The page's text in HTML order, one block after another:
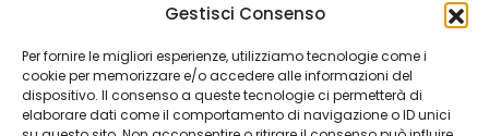
Gestisci Consenso
Per fornire le migliori esperienze, utilizziamo tecnologie come i
cookie per memorizzare e/o accedere alle informazioni del
dispositivo. Il consenso a queste tecnologie ci permetterà di
elaborare dati come il comportamento di navigazione o ID unici
Condizioni e Resi
FAQ Antinfortunistica
Richiesta Reso
CookieePrivacy